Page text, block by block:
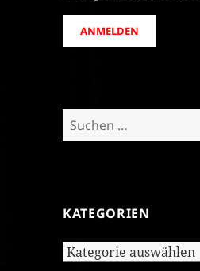
ANMELDEN
Suchen
nach:
KATEGORIEN
Kategorien